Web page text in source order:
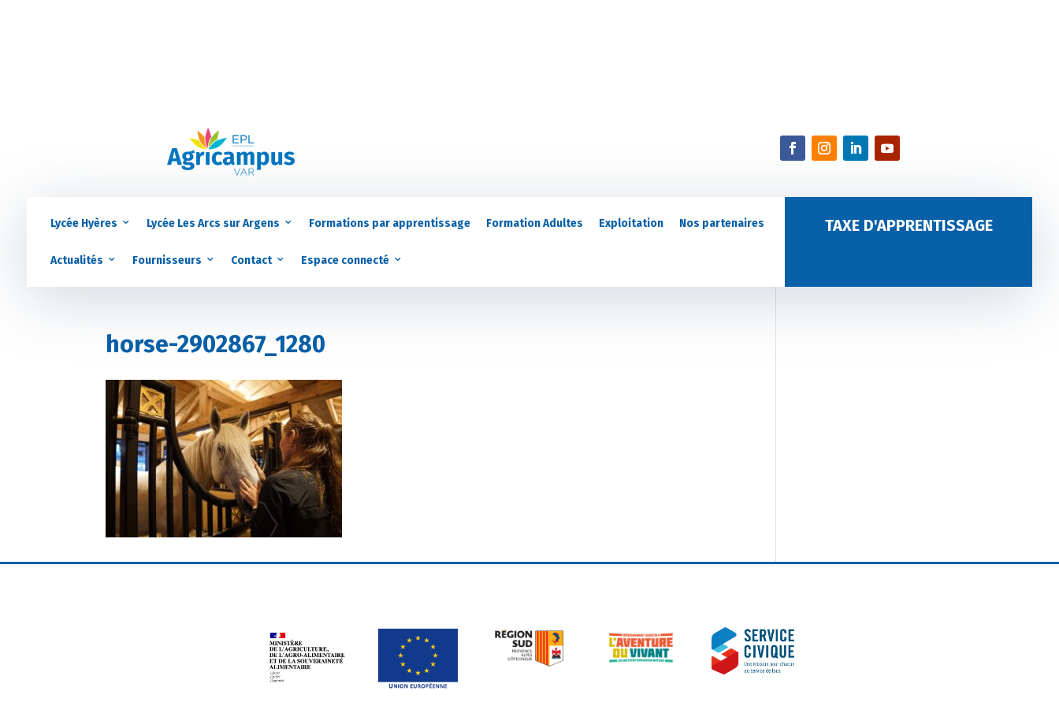
Lycée Hyères Lycée Les Arcs sur Argens Formations par apprentissage Formation Adultes Exploitation Nos partenaires
Actualités Fournisseurs Contact Espace connecté
TAXE D'APPRENTISSAGE
horse-2902867_1280